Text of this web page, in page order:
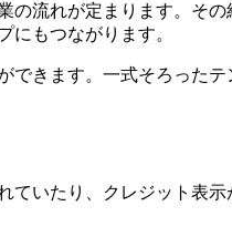
流れが定まります。そ
にもつながります。
きます。一式そろった
いたり、クレジット表